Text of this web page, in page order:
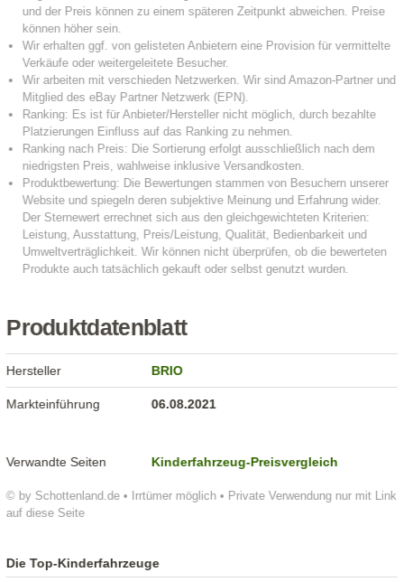
Produktdatenblatt
© by Schottenland.de • Irrtümer möglich • Private Verwendung nur mit Link
auf diese Seite
Hersteller BRIO
Markteinführung 06.08.2021
Verwandte Seiten Kinderfahrzeug-Preisvergleich
Die Top-Kinderfahrzeuge